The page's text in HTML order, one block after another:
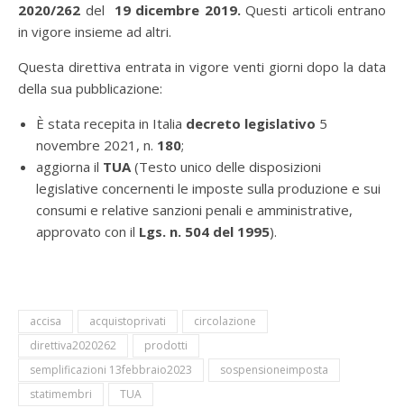
2020/262 del 19 dicembre 2019. Questi articoli entrano
in vigore insieme ad altri.
Questa direttiva entrata in vigore venti giorni dopo la data
della sua pubblicazione:
È stata recepita in Italia decreto legislativo 5
novembre 2021, n. 180;
aggiorna il TUA(Testo unico delle disposizioni
legislative concernenti le imposte sulla produzione e sui
consumi e relative sanzioni penali e amministrative,
approvato con il Lgs. n. 504 del 1995).
accisa acquistoprivati
circolazione
direttiva2020262
prodotti
semplificazioni 13febbraio2023
sospensioneimposta
statimembri
TUA